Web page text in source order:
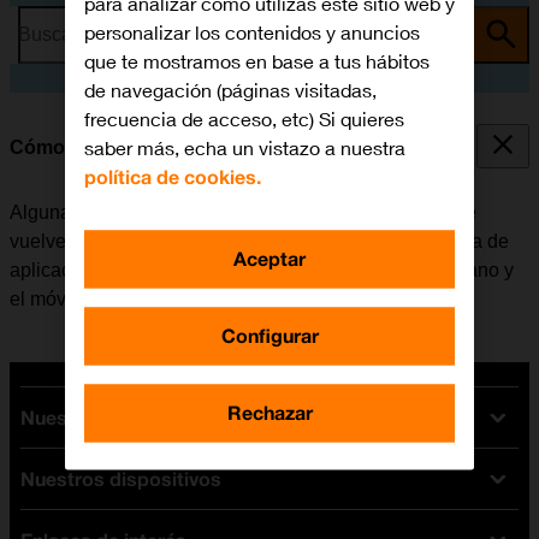
Busca por problema o tema
Cómo cerrar las aplicaciones en segundo plano
Algunas aplicaciones no se cierran del todo cuando se
vuelve a la pantalla de inicio. Si no se cierran de la lista de
aplicaciones activas, seguirán estando en segundo plano y
el móvil funcionará más lentamente.
Nuestras tarifas
Tarifas Orange
Tarifas fibra y móvil
Nuestros dispositivos
personalizar los contenidos y anuncios
que te mostramos en base a tus hábitos
de navegación (páginas visitadas,
frecuencia de acceso, etc) Si quieres
saber más, echa un vistazo a nuestra
política de cookies.
Configurar
Rechazar
Aceptar